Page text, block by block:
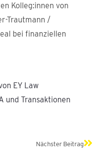
Kolleg:innen von
Trautmann /
bei finanziellen
EY Law
und Transaktionen
Nächster Beitrag